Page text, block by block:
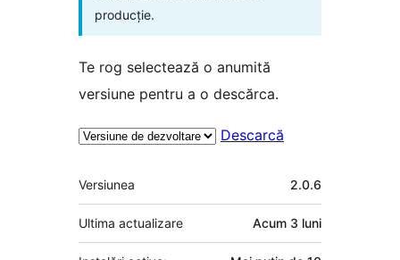
producție.
Te rog selectează o anumită
versiune pentru a o descărca.
Descarcă
Meta
Versiunea 2.0.6
Ultima actualizare Acum 3 luni